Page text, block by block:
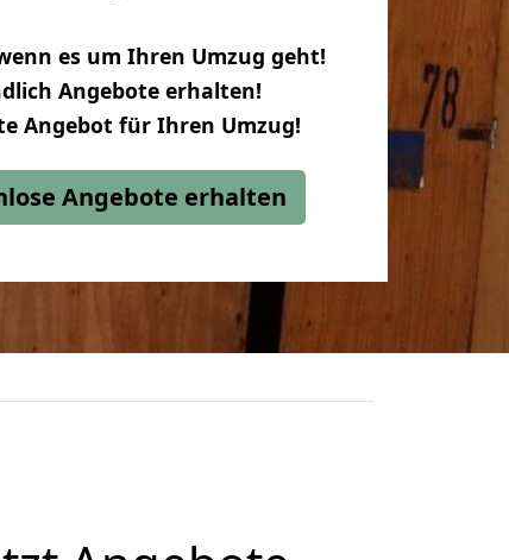
es um Ihren Umzug geht!
Angebote erhalten!
Angebot für Ihren Umzug!
Angebote erhalten